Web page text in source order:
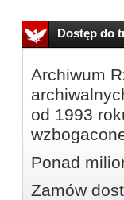
Dostęp do
Archiwum
od 1993
Ponad
Zamów